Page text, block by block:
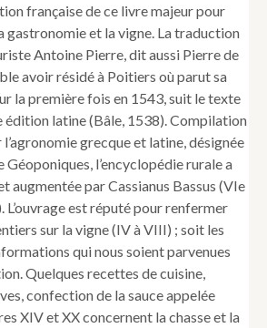
traduictz
en
françoys
par
M.
Anthoine
Pierre,
Licencié
en
droict.
française de ce livre majeur pour
gastronomie et la vigne. La traduction
Antoine Pierre, dit aussi Pierre de
avoir résidé à Poitiers où parut sa
la première fois en 1543, suit le texte
édition latine (Bâle, 1538). Compilation
grecque et latine, désignée
Géoponiques, l’encyclopédie rurale a
augmentée par Cassianus Bassus (VIe
L’ouvrage est réputé pour renfermer
sur la vigne (IV à VIII) ; soit les
qui nous soient parvenues
Quelques recettes de cuisine,
confection de la sauce appelée
XIV et XX concernent la chasse et la